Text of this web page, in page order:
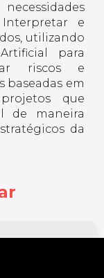
Interpretar e
utilizando
para
riscos e
baseadas em
que
de maneira
da